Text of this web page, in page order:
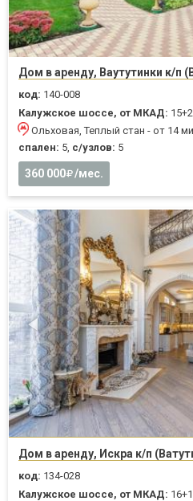
Дом в аренду, Ваутутинки к/п
код: 140-008
Калужское шоссе, от МКАД:
Ольховая, Теплый стан - от 14
спален: 5, с/узлов: 5
360 000 /мес.
Дом в аренду, Искра к/п
код: 134-028
Калужское шоссе, от МКАД: